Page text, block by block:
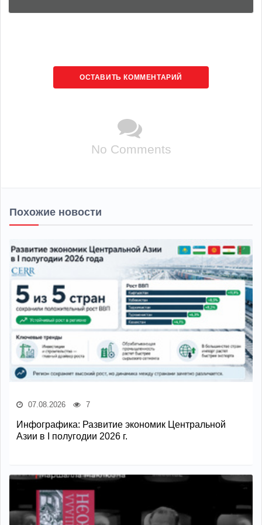
ОСТАВИТЬ КОММЕНТАРИЙ
No Comments
Похожие новости
07.08.2026 7
Инфографика: Развитие экономик Центральной
Азии в I полугодии 2026 г.